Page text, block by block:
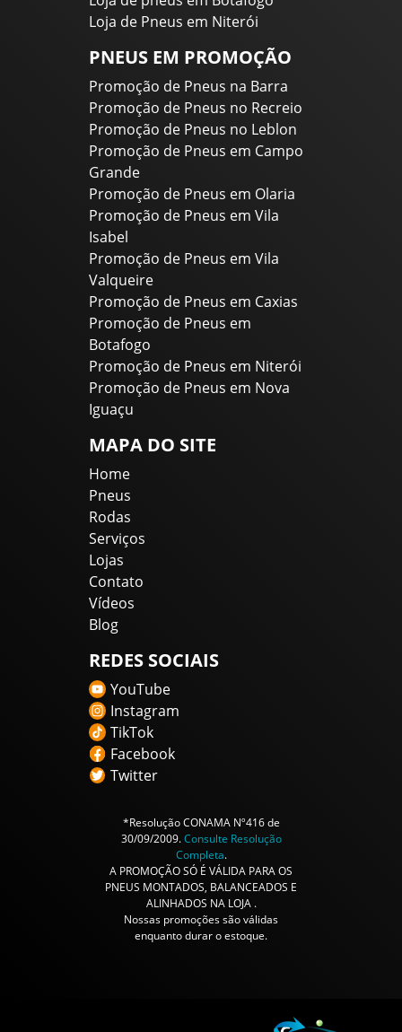
Loja de Pneus em Niterói
PNEUS EM PROMOÇÃO
Promoção de Pneus na Barra
Promoção de Pneus no Recreio
Promoção de Pneus no Leblon
Promoção de Pneus em Campo
Grande
Promoção de Pneus em Olaria
Promoção de Pneus em Vila
Isabel
Promoção de Pneus em Vila
Valqueire
Promoção de Pneus em Caxias
Promoção de Pneus em
Botafogo
Promoção de Pneus em Niterói
Promoção de Pneus em Nova
Iguaçu
MAPA DO SITE
Home
Pneus
Rodas
Serviços
Lojas
Contato
Vídeos
Blog
REDES SOCIAIS
YouTube
Instagram
TikTok
Facebook
Twitter
*Resolução CONAMA Nº416 de
30/09/2009.Consulte Resolução
Completa.
A PROMOÇÃO SÓ É VÁLIDA PARA OS
PNEUS MONTADOS, BALANCEADOS E
ALINHADOS NA LOJA .
Nossas promoções são válidas
enquanto durar o estoque.